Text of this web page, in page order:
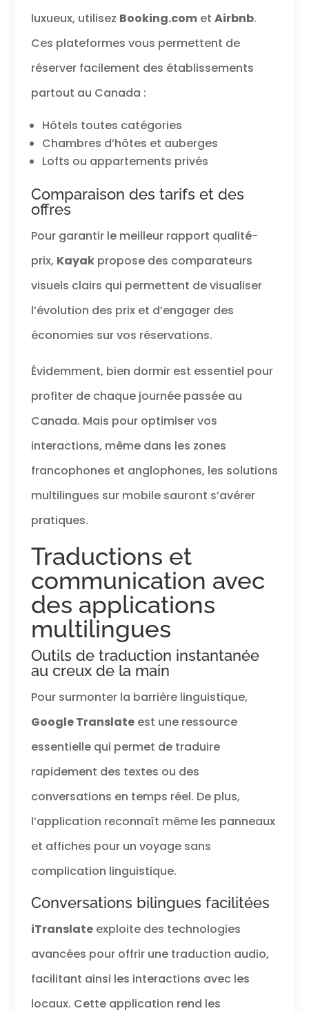
luxueux, utilisez Booking.comet Airbnb.
Ces plateformes vous permettent de
réserver facilement des établissements
partout au Canada :
Hôtels toutes catégories
Chambres d’hôtes et auberges
Lofts ou appartements privés
Comparaison des tarifs et des
offres
Pour garantir le meilleur rapport qualité-
prix, Kayakpropose des comparateurs
visuels clairs qui permettent de visualiser
l’évolution des prix et d’engager des
économies sur vos réservations.
Évidemment, bien dormir est essentiel pour
profiter de chaque journée passée au
Canada. Mais pour optimiser vos
interactions, même dans les zones
francophones et anglophones, les solutions
multilingues sur mobile sauront s’avérer
pratiques.
Traductions et
communication avec
des applications
multilingues
Outils de traduction instantanée
au creux de la main
Pour surmonter la barrière linguistique,
Google Translateest une ressource
essentielle qui permet de traduire
rapidement des textes ou des
conversations en temps réel. De plus,
l’application reconnaît même les panneaux
et affiches pour un voyage sans
complication linguistique.
Conversations bilingues facilitées
iTranslateexploite des technologies
avancées pour offrir une traduction audio,
facilitant ainsi les interactions avec les
locaux. Cette application rend les